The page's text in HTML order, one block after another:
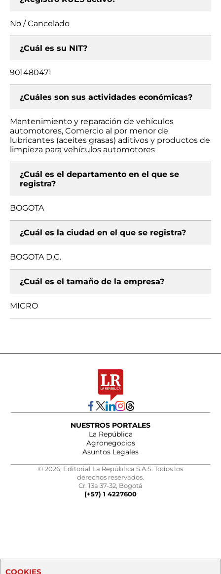
No / Cancelado
¿Cuál es su NIT?
901480471
¿Cuáles son sus actividades económicas?
Mantenimiento y reparación de vehículos
automotores, Comercio al por menor de
lubricantes (aceites grasas) aditivos y productos de
limpieza para vehículos automotores
¿Cuál es el departamento en el que se
registra?
BOGOTA
¿Cuál es la ciudad en el que se registra?
BOGOTA D.C.
¿Cuál es el tamaño de la empresa?
MICRO
NUESTROS PORTALES
La República
Agronegocios
Asuntos Legales
© 2026, Editorial La República S.A.S. Todos los
derechos reservados.
Cr. 13a 37-32, Bogotá
(+57) 1 4227600
COOKIES